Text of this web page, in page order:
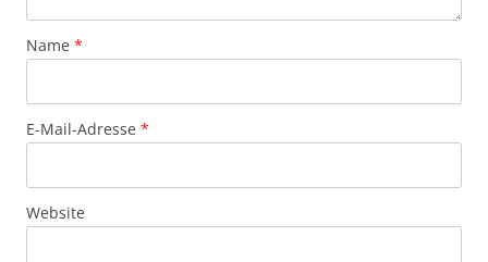
Name *
E-Mail-Adresse *
Website